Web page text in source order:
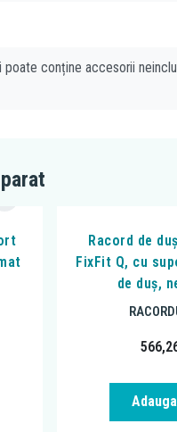
poate conține accesorii
Racord de
FixFit Q, cu
de duș,